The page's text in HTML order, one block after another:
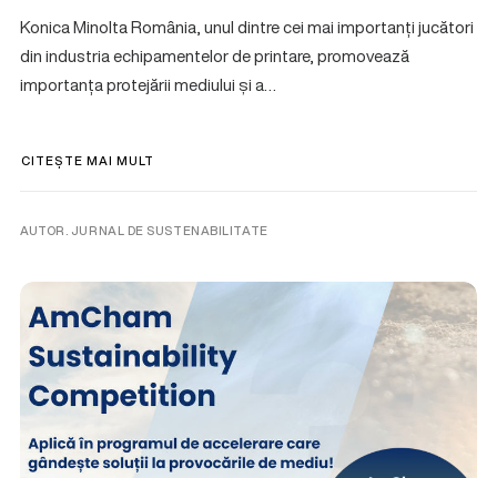
Konica Minolta România, unul dintre cei mai importanți jucători
din industria echipamentelor de printare, promovează
importanța protejării mediului și a…
CITEȘTE MAI MULT
AUTOR. JURNAL DE SUSTENABILITATE